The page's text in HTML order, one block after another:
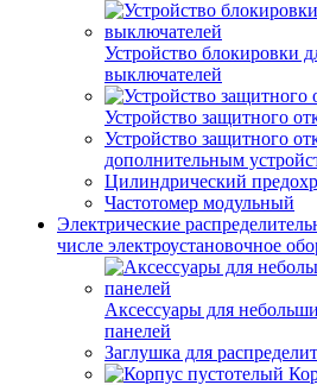
Устройство блокировки
выключателей
Устройство защитного
Устройство защитного
дополнительным
Цилиндрический
Частотомер модульный
Электрические
числе электроустановочное
Аксессуары для
панелей
Заглушка для